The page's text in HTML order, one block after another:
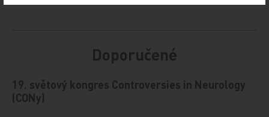
Doporučené
19. světový kongres Controversies in Neurology
(CONy)